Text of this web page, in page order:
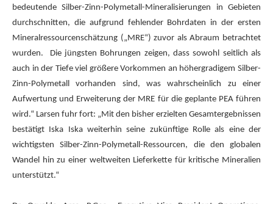
bedeutende Silber-Zinn-Polymetall-Mineralisierungen in Gebieten
durchschnitten, die aufgrund fehlender Bohrdaten in der ersten
Mineralressourcenschätzung („MRE“) zuvor als Abraum betrachtet
wurden.
Die jüngsten Bohrungen zeigen, dass sowohl seitlich als
auch in der Tiefe viel größere Vorkommen an höhergradigem Silber-
Zinn-Polymetall vorhanden sind, was wahrscheinlich zu einer
Aufwertung und Erweiterung der MRE für die geplante PEA führen
wird.“ Larsen fuhr fort: „Mit den bisher erzielten Gesamtergebnissen
bestätigt Iska Iska weiterhin seine zukünftige Rolle als eine der
wichtigsten Silber-Zinn-Polymetall-Ressourcen, die den globalen
Wandel hin zu einer weltweiten Lieferkette für kritische Mineralien
unterstützt.“